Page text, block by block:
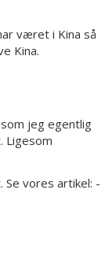
været i Kina så
Kina.
jeg egentlig
Ligesom
Se vores artikel: -